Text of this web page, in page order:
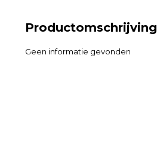
Productomschrijving
Geen informatie gevonden